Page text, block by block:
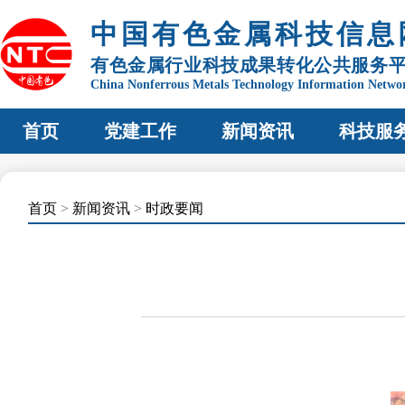
中国有色金属科技信息
有色金属行业科技成果转化公共服务
China Nonferrous Metals Technology Information
首页 党建工作 新闻资讯 科技服
首页 > 新闻资讯 > 时政要闻